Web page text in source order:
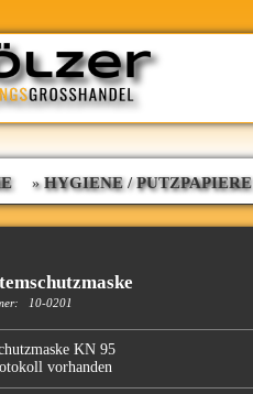
»HYGIENE / PUTZPAPIERE
10-0201
KN 95
vorhanden